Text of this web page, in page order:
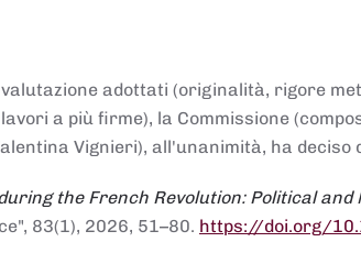
adottati (originalità, rigore
a più firme), la Commissione
Vignieri), all'unanimità, ha
the French Revolution: Political
83(1), 2026, 51–80. https://doi.org/